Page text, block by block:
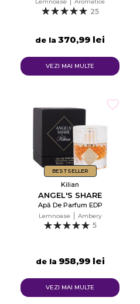
Lemnoase Aromatice
25
de la 370,99 lei
VEZI MAI MULTE
BESTSELLER
Kilian
ANGEL'S SHARE
Apă De Parfum EDP
Lemnoase Ambery
5
de la 958,99 lei
VEZI MAI MULTE